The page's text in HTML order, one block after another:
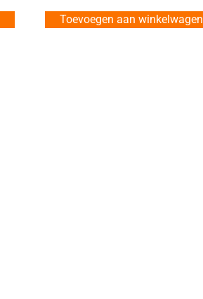
Toevoegen aan winkelwagen